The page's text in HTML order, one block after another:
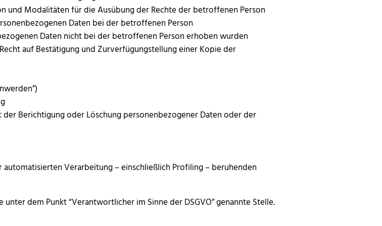
und Modalitäten für die Ausübung der Rechte der betroffenen Person
Daten bei der betroffenen Person
Daten nicht bei der betroffenen Person erhoben wurden
auf Bestätigung und Zurverfügungstellung einer Kopie der
Berichtigung oder Löschung personenbezogener Daten oder der
Verarbeitung – einschließlich Profiling – beruhenden
dem Punkt “Verantwortlicher im Sinne der DSGVO” genannte Stelle.